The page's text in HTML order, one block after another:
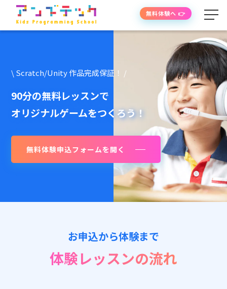
授業の流れ
先生紹介
授業時間・料金
📖 資料請求
👉 無料体験お申込
無料体験へ 👉
\ Scratch/Unity 作品完成保証！ /
90分の無料レッスンで
オリジナルゲームをつくろう！
無料体験申込フォームを開く
お申込から体験まで
体験レッスンの流れ